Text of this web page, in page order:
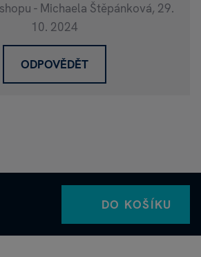
- Michaela Štěpánková, 29.
10. 2024
ODPOVĚDĚT
DO KOŠÍKU